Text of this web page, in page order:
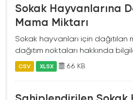
Sokak Hayvanlarına
Mama Miktarı
Sokak hayvanları için dağıtılan
dağıtım noktaları hakkında
CSV XLSX 66 KB